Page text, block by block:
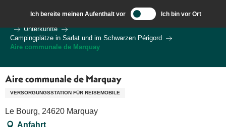
contenu
principal
Ich bereite meinen Aufenthalt vor Ich bin vor Ort
Ich bereite meine Reise vor
Unterkünfte
Campingplätze in Sarlat und im Schwarzen Périgord
Aire communale de Marquay
Aire communale de Marquay
VERSORGUNGSSTATION FÜR REISEMOBILE
Le Bourg, 24620 Marquay
Anfahrt